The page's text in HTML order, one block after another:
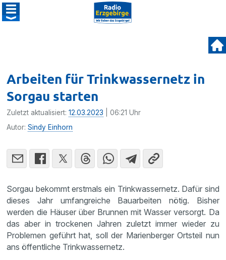
Arbeiten für Trinkwassernetz in
Sorgau starten
Zuletzt aktualisiert:12.03.2023 | 06:21 Uhr
Autor:Sindy Einhorn
Sorgau bekommt erstmals ein Trinkwassernetz. Dafür sind
dieses Jahr umfangreiche Bauarbeiten nötig. Bisher
werden die Häuser über Brunnen mit Wasser versorgt. Da
das aber in trockenen Jahren zuletzt immer wieder zu
Problemen geführt hat, soll der Marienberger Ortsteil nun
ans öffentliche Trinkwassernetz.